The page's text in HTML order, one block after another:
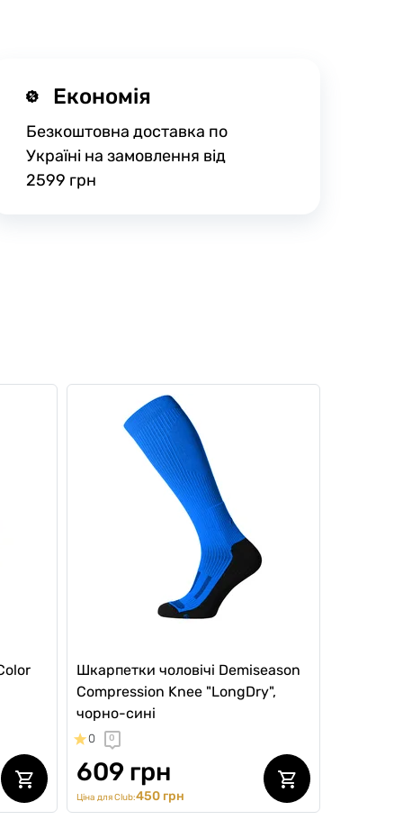
Економія
Безкоштовна доставка по
Україні на замовлення від
2599 грн
Шкарпетки чоловічі Demiseason
Compression Knee "LongDry",
чорно-сині
0 0
609 грн
Ціна для Club:450 грн